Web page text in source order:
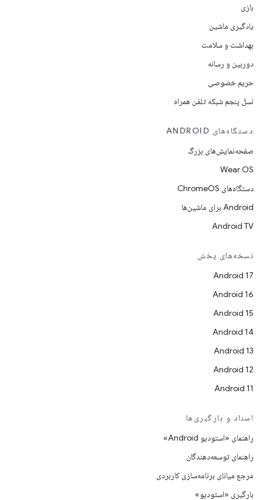
بازی
یادگیری ماشین
بهداشت و سلامت
دوربین و رسانه
حریم خصوصی
نسل پنجم شبکه تلفن همراه
دستگاه‌های ANDROID
صفحه‌نمایش‌های بزرگ
Wear OS
دستگاه‌های ChromeOS
Android برای ماشین‌ها
Android TV
نسخه‌های پخش
Android 17
Android 16
Android 15
Android 14
Android 13
Android 12
Android 11
اسناد و بارگیری‌ها
راهنمای «استودیو Android»
راهنمای توسعه‌دهندگان
مرجع میانای برنامه‌سازی کاربردی
بارگیری «استودیو»